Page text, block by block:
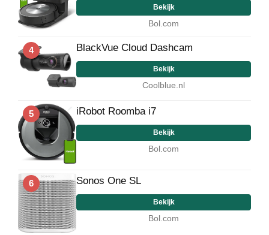
Bekijk
Bol.com
4 BlackVue Cloud Dashcam
Bekijk
Coolblue.nl
5 iRobot Roomba i7
Bekijk
Bol.com
6 Sonos One SL
Bekijk
Bol.com